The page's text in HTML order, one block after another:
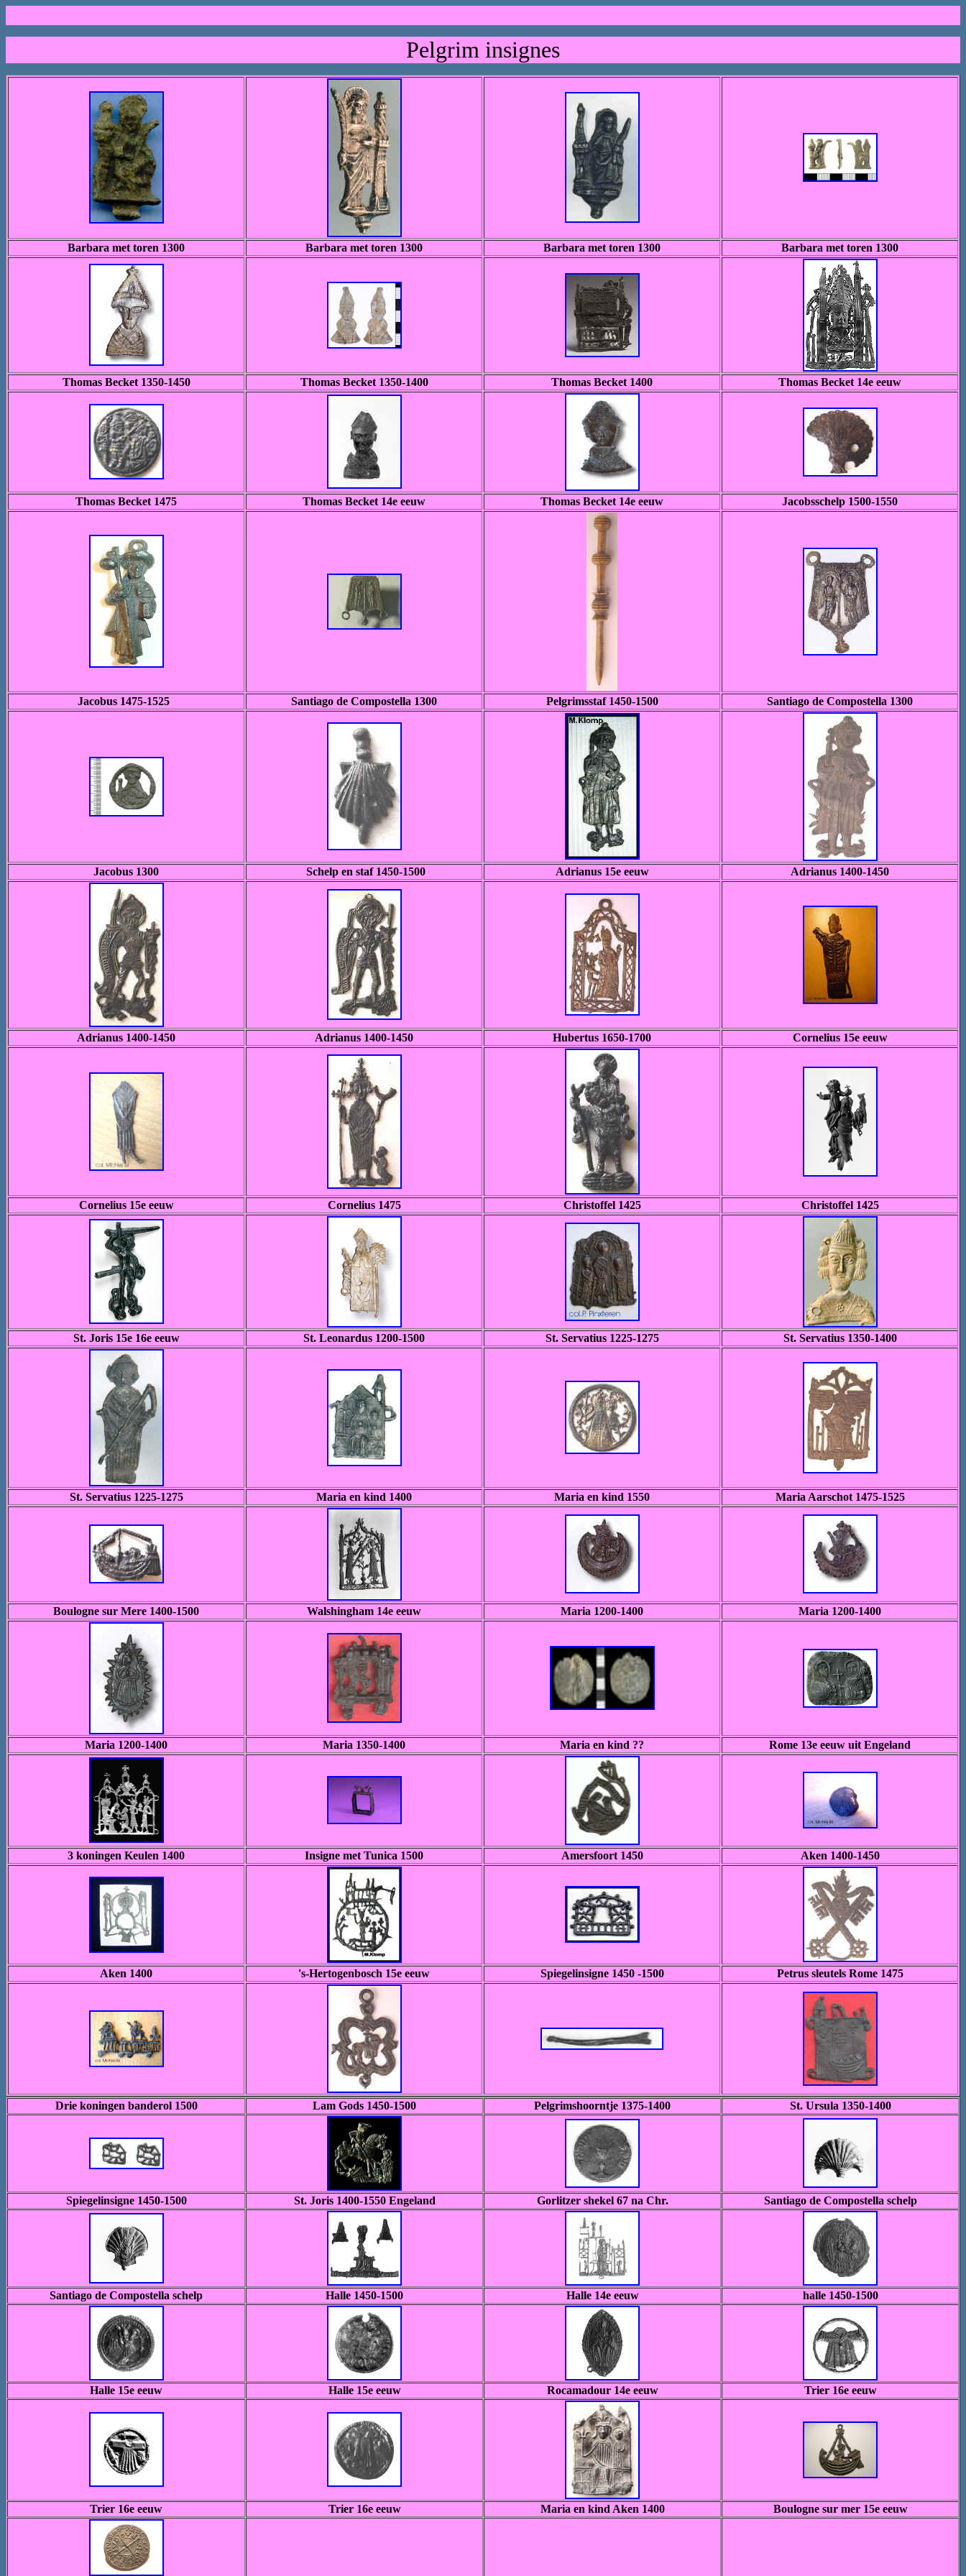
Pelgrim insignes
Barbara met toren 1300 Barbara met toren 1300 Barbara met toren 1300 Barbara met toren 1300
Thomas Becket 1350-1450 Thomas Becket 1350-1400 Thomas Becket 1400 Thomas Becket 14e eeuw
Thomas Becket 1475 Thomas Becket 14e eeuw Thomas Becket 14e eeuw Jacobsschelp 1500-1550
Jacobus 1475-1525 Santiago de Compostella 1300 Pelgrimsstaf 1450-1500 Santiago de Compostella 1300
Jacobus 1300 Schelp en staf 1450-1500 Adrianus 15e eeuw Adrianus 1400-1450
Adrianus 1400-1450 Adrianus 1400-1450 Hubertus 1650-1700 Cornelius 15e eeuw
Cornelius 15e eeuw Cornelius 1475 Christoffel 1425 Christoffel 1425
St. Joris 15e 16e eeuw St. Leonardus 1200-1500 St. Servatius 1225-1275 St. Servatius 1350-1400
St. Servatius 1225-1275 Maria en kind 1400 Maria en kind 1550 Maria Aarschot 1475-1525
Boulogne sur Mere 1400-1500 Walshingham 14e eeuw Maria 1200-1400 Maria 1200-1400
Maria 1200-1400 Maria 1350-1400 Maria en kind ?? Rome 13e eeuw uit Engeland
3 koningen Keulen 1400 Insigne met Tunica 1500 Amersfoort 1450 Aken 1400-1450
Aken 1400 's-Hertogenbosch 15e eeuw Spiegelinsigne 1450 -1500 Petrus sleutels Rome 1475
Drie koningen banderol 1500 Lam Gods 1450-1500 Pelgrimshoorntje 1375-1400 St. Ursula 1350-1400
Spiegelinsigne 1450-1500 St. Joris 1400-1550 Engeland Gorlitzer shekel 67 na Chr. Santiago de Compostella schelp
Santiago de Compostella schelp Halle 1450-1500 Halle 14e eeuw halle 1450-1500
Halle 15e eeuw Halle 15e eeuw Rocamadour 14e eeuw Trier 16e eeuw
Trier 16e eeuw Trier 16e eeuw Maria en kind Aken 1400 Boulogne sur mer 15e eeuw